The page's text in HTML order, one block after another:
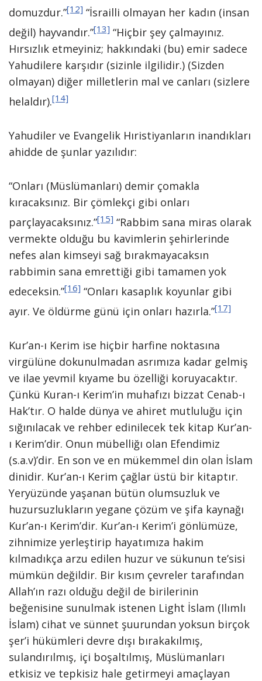
domuzdur.”[12] “İsrailli olmayan her kadın (insan
değil) hayvandır.”[13] “Hiçbir şey çalmayınız.
Hırsızlık etmeyiniz; hakkındaki (bu) emir sadece
Yahudilere karşıdır (sizinle ilgilidir.) (Sizden
olmayan) diğer milletlerin mal ve canları (sizlere
helaldır).[14]
Yahudiler ve Evangelik Hıristiyanların inandıkları
ahidde de şunlar yazılıdır:
“Onları (Müslümanları) demir çomakla
kıracaksınız. Bir çömlekçi gibi onları
parçlayacaksınız.”[15] “Rabbim sana miras olarak
vermekte olduğu bu kavimlerin şehirlerinde
nefes alan kimseyi sağ bırakmayacaksın
rabbimin sana emrettiği gibi tamamen yok
edeceksin.”[16] “Onları kasaplık koyunlar gibi
ayır. Ve öldürme günü için onları hazırla.”[17]
Kur’an-ı Kerim ise hiçbir harfine noktasına
virgülüne dokunulmadan asrımıza kadar gelmiş
ve ilae yevmil kıyame bu özelliği koruyacaktır.
Çünkü Kuran-ı Kerim’in muhafızı bizzat Cenab-ı
Hak’tır. O halde dünya ve ahiret mutluluğu için
sığınılacak ve rehber edinilecek tek kitap Kur’an-
ı Kerim’dir. Onun mübelliğı olan Efendimiz
(s.a.v)’dir. En son ve en mükemmel din olan İslam
dinidir. Kur’an-ı Kerim çağlar üstü bir kitaptır.
Yeryüzünde yaşanan bütün olumsuzluk ve
huzursuzlukların yegane çözüm ve şifa kaynağı
Kur’an-ı Kerim’dir. Kur’an-ı Kerim’i gönlümüze,
zihnimize yerleştirip hayatımıza hakim
kılmadıkça arzu edilen huzur ve sükunun te’sisi
mümkün değildir. Bir kısım çevreler tarafından
Allah’ın razı olduğu değil de birilerinin
beğenisine sunulmak istenen Light İslam (Ilımlı
İslam) cihat ve sünnet şuurundan yoksun birçok
şer’i hükümleri devre dışı bırakakılmış,
sulandırılmış, içi boşaltılmış, Müslümanları
etkisiz ve tepkisiz hale getirmeyi amaçlayan